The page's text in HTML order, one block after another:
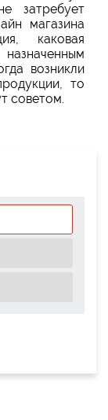
затребует
магазина
каковая
возникли
то
советом.